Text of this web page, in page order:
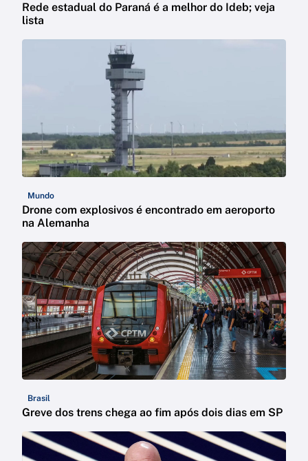
Rede estadual do Paraná é a melhor do Ideb; veja
lista
Mundo
Drone com explosivos é encontrado em aeroporto
na Alemanha
Brasil
Greve dos trens chega ao fim após dois dias em SP